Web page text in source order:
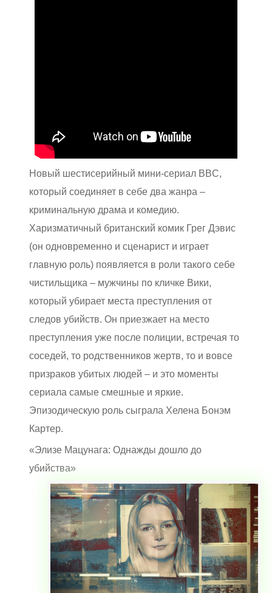
Новый шестисерийный мини-сериал BBC,
который соединяет в себе два жанра –
криминальную драма и комедию.
Харизматичный британский комик Грег Дэвис
(он одновременно и сценарист и играет
главную роль) появляется в роли такого себе
чистильщика – мужчины по кличке Вики,
который убирает места преступления от
следов убийств. Он приезжает на место
преступления уже после полиции, встречая то
соседей, то родственников жертв, то и вовсе
призраков убитых людей – и это моменты
сериала самые смешные и яркие.
Эпизодическую роль сыграла Хелена Бонэм
Картер.
«Элизе Мацунага: Однажды дошло до
убийства»